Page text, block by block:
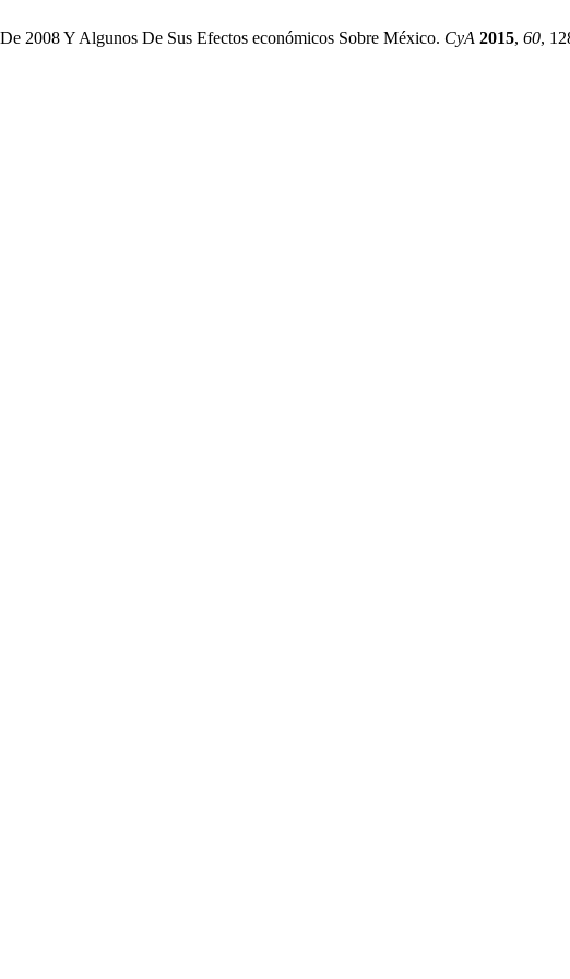
2008 Y Algunos De Sus Efectos económicos Sobre México. CyA 2015, 60,